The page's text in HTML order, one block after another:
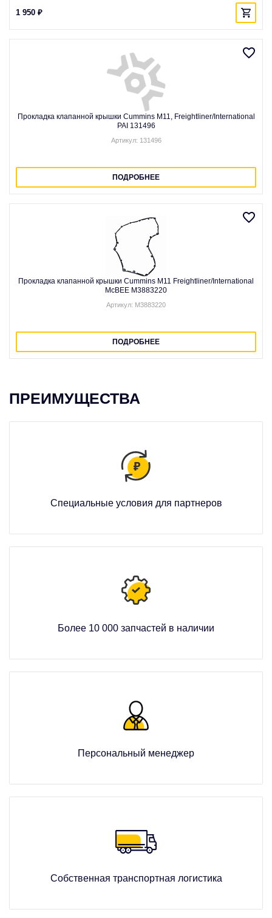
1 950 ₽
Прокладка клапанной крышки Cummins M11, Freightliner/International
PAI 131496
Артикул: 131496
ПОДРОБНЕЕ
Прокладка клапанной крышки Cummins M11 Freightliner/International
McBEE M3883220
Артикул: M3883220
ПОДРОБНЕЕ
ПРЕИМУЩЕСТВА
Специальные условия для партнеров
Более 10 000 запчастей в наличии
Персональный менеджер
Собственная транспортная логистика